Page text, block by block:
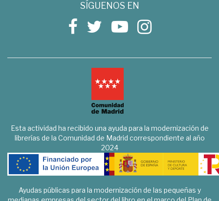
SÍGUENOS EN
Esta actividad ha recibido una ayuda para la modernización de
librerías de la Comunidad de Madrid correspondiente al año
2024
Ayudas públicas para la modernización de las pequeñas y